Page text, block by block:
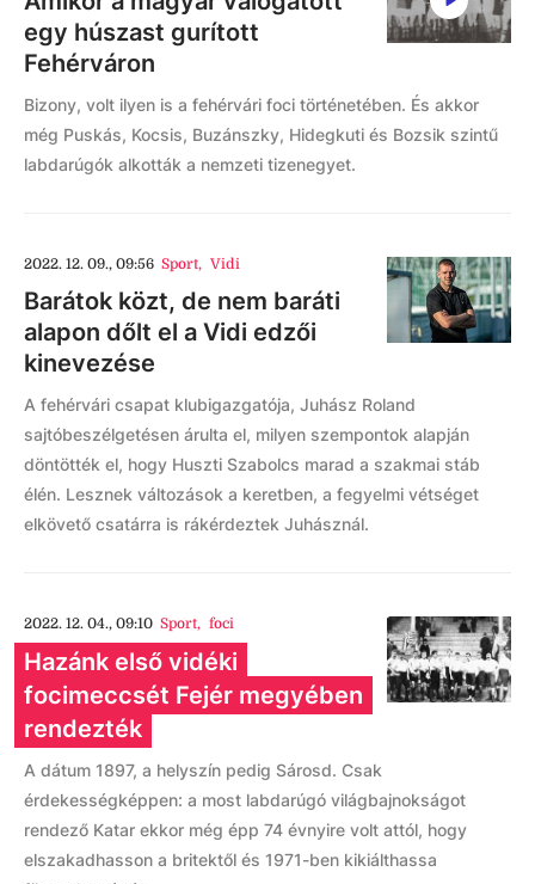
egy húszast gurított
Fehérváron
Bizony, volt ilyen is a fehérvári foci történetében. És akkor
még Puskás, Kocsis, Buzánszky, Hidegkuti és Bozsik szintű
labdarúgók alkották a nemzeti tizenegyet.
2022. 12. 09., 09:56 Sport, Vidi
Barátok közt, de nem baráti
alapon dőlt el a Vidi edzői
kinevezése
A fehérvári csapat klubigazgatója, Juhász Roland
sajtóbeszélgetésen árulta el, milyen szempontok alapján
döntötték el, hogy Huszti Szabolcs marad a szakmai stáb
élén. Lesznek változások a keretben, a fegyelmi vétséget
elkövető csatárra is rákérdeztek Juhásznál.
2022. 12. 04., 09:10 Sport, foci
Hazánk első vidéki
focimeccsét Fejér megyében
rendezték
A dátum 1897, a helyszín pedig Sárosd. Csak
érdekességképpen: a most labdarúgó világbajnokságot
rendező Katar ekkor még épp 74 évnyire volt attól, hogy
elszakadhasson a britektől és 1971-ben kikiálthassa